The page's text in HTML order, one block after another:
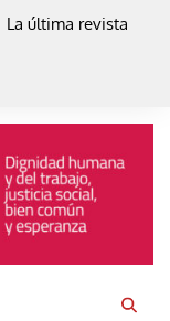
La última revista